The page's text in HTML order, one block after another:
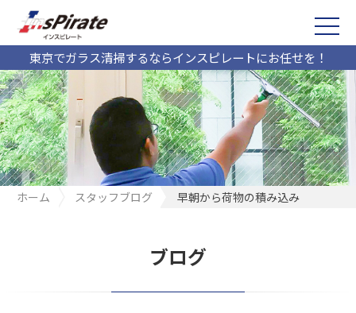
東京でガラス清掃するならインスピレートにお任せを！
ホーム スタッフブログ 早朝から荷物の積み込み
ブログ